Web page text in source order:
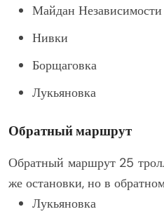
Майдан Независимости
Нивки
Борщаговка
Лукьяновка
Обратный маршрут
Обратный маршрут 25
же остановки, но в
Лукьяновка